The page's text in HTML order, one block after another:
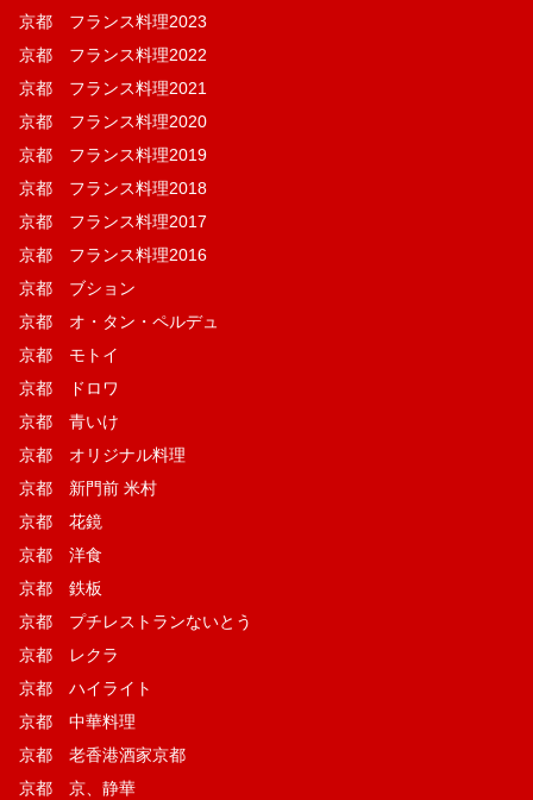
京都 フランス料理2023
京都 フランス料理2022
京都 フランス料理2021
京都 フランス料理2020
京都 フランス料理2019
京都 フランス料理2018
京都 フランス料理2017
京都 フランス料理2016
京都 ブション
京都 オ・タン・ペルデュ
京都 モトイ
京都 ドロワ
京都 青いけ
京都 オリジナル料理
京都 新門前 米村
京都 花鏡
京都 洋食
京都 鉄板
京都 プチレストランないとう
京都 レクラ
京都 ハイライト
京都 中華料理
京都 老香港酒家京都
京都 京、静華